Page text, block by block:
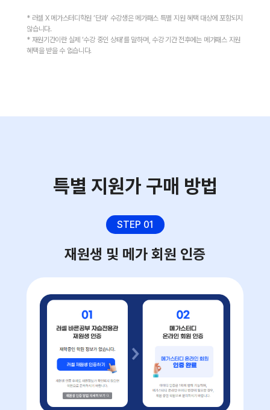
* 러셀 X 메가스터디학원 ‘단과’ 수강생은 메가패스 특별 지원 혜택 대상에 포함되지
않습니다.
* 재원기간이란 실제 ‘수강 중인 상태’를 말하며, 수강 기간 전후에는 메가패스 지원
혜택을 받을 수 없습니다.
특별 지원가 구매 방법
STEP 01
재원생 및 메가 회원 인증